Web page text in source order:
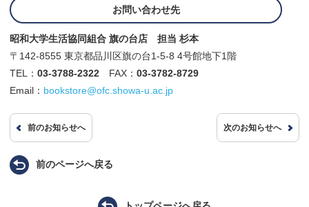
お問い合わせ先
昭和大学生活協同組合 旗の台店 担当 杉本
〒142-8555 東京都品川区旗の台1-5-8 4号館地下1階
TEL：03-3788-2322 FAX：03-3782-8729
Email： bookstore@ofc.showa-u.ac.jp
前のお知らせへ 次のお知らせへ
前のページへ戻る